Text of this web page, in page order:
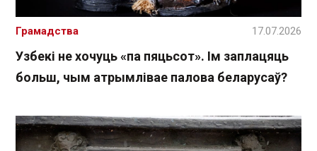
Узбекі не хочуць «па пяцьсот». Ім заплацяць
больш, чым атрымлівае палова беларусаў?
Грамадства 17.07.2026